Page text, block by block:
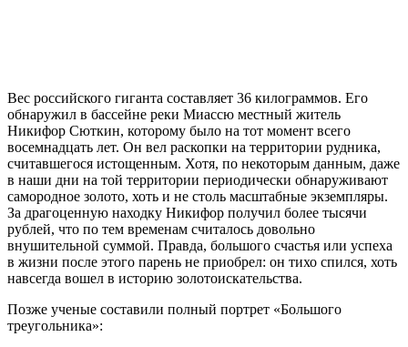
Вес российского гиганта составляет 36 килограммов. Его
обнаружил в бассейне реки Миассю местный житель
Никифор Сюткин, которому было на тот момент всего
восемнадцать лет. Он вел раскопки на территории рудника,
считавшегося истощенным. Хотя, по некоторым данным, даже
в наши дни на той территории периодически обнаруживают
самородное золото, хоть и не столь масштабные экземпляры.
За драгоценную находку Никифор получил более тысячи
рублей, что по тем временам считалось довольно
внушительной суммой. Правда, большого счастья или успеха
в жизни после этого парень не приобрел: он тихо спился, хоть
навсегда вошел в историю золотоискательства.
Позже ученые составили полный портрет «Большого
треугольника»: